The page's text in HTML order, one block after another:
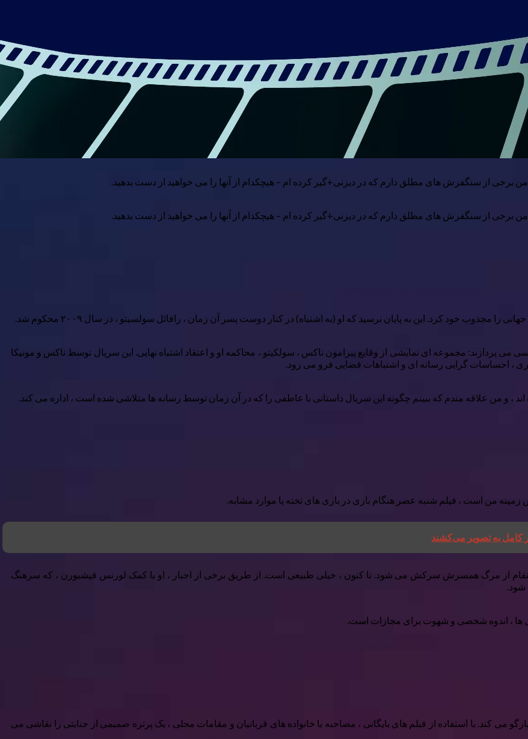
من برخی از سنگفرش های مطلق دارم که در دیزنی+گیر کرده ام – هیچکدام از آنها را می خواهید از دست بدهید.
من برخی از سنگفرش های مطلق دارم که در دیزنی+گیر کرده ام – هیچکدام از آنها را می خواهید از دست بدهید.
مجموعه ای نمایشی از وقایع پیرامون ناکس ، سولکیتو ، محاکمه او و اعتقاد اشتباه نهایی. این سریال توسط ناکس و مونیکا
، احساسات گرایی رسانه ای و اشتباهات قضایی فرو می رود.
، و من علاقه مندم که ببینم چگونه این سریال داستانی با عاطفی را که در آن زمان توسط رسانه ها متلاشی شده است ، اداره می کند.
از مرگ همسرش سرکش می شود. تا کنون ، خیلی طبیعی است. از طریق برخی از اجبار ، او با کمک لورنس فیشبورن ، که سرهنگ
شود.
ها ، اندوه شخصی و شهوت برای مجازات است.
می کند. با استفاده از فیلم های بایگانی ، مصاحبه با خانواده های قربانیان و مقامات محلی ، یک پرتره صمیمی از جنایتی را نقاشی می